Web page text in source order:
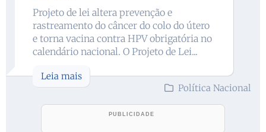
Projeto de lei altera prevenção e
rastreamento do câncer do colo do útero
e torna vacina contra HPV obrigatória no
calendário nacional. O Projeto de Lei...
Leia mais
Política Nacional